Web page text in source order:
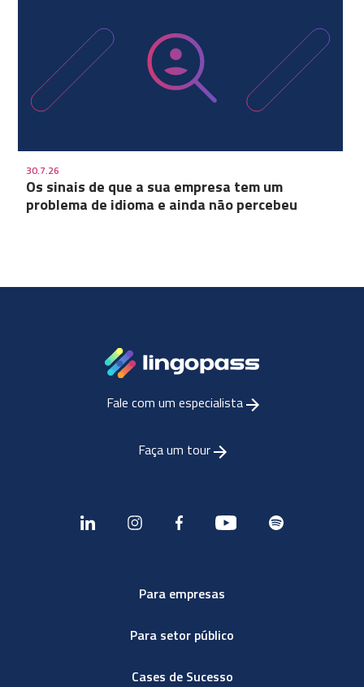
30.7.26
Os sinais de que a sua empresa tem um
problema de idioma e ainda não percebeu
Fale com um especialista
Faça um tour
Para empresas
Para setor público
Cases de Sucesso